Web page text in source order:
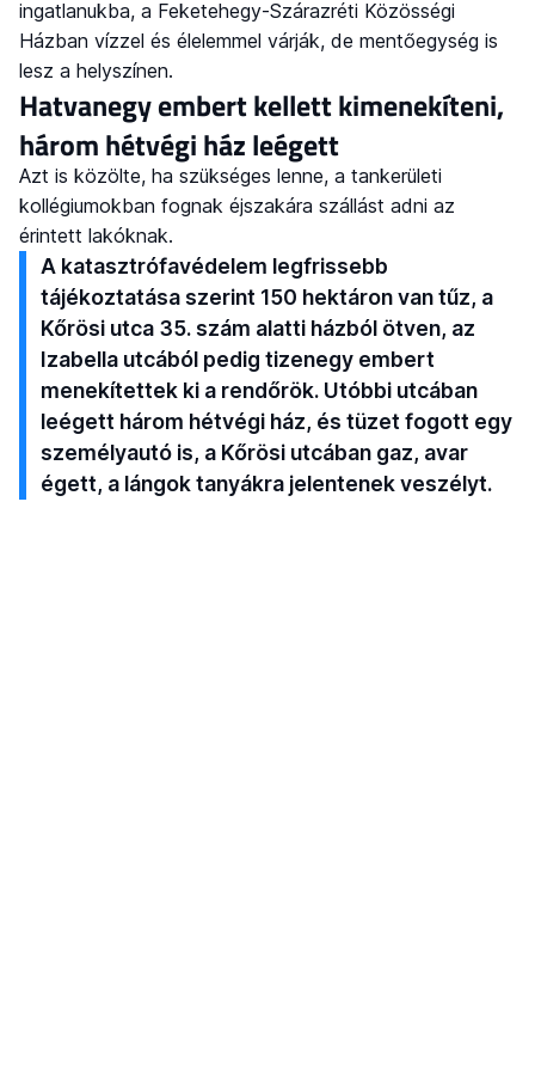
ingatlanukba, a Feketehegy-Szárazréti Közösségi
Házban vízzel és élelemmel várják, de mentőegység is
lesz a helyszínen.
Hatvanegy embert kellett kimenekíteni,
három hétvégi ház leégett
Azt is közölte, ha szükséges lenne, a tankerületi
kollégiumokban fognak éjszakára szállást adni az
érintett lakóknak.
A katasztrófavédelem legfrissebb
tájékoztatása szerint 150 hektáron van tűz, a
Kőrösi utca 35. szám alatti házból ötven, az
Izabella utcából pedig tizenegy embert
menekítettek ki a rendőrök. Utóbbi utcában
leégett három hétvégi ház, és tüzet fogott egy
személyautó is, a Kőrösi utcában gaz, avar
égett, a lángok tanyákra jelentenek veszélyt.